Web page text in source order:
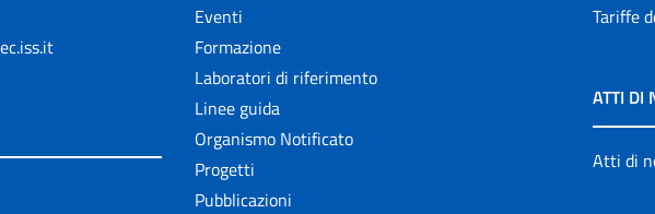
Eventi
Formazione
Laboratori di riferimento
Linee guida
Organismo Notificato
Progetti
Pubblicazioni
Tariffe
ATTI DI
Atti di